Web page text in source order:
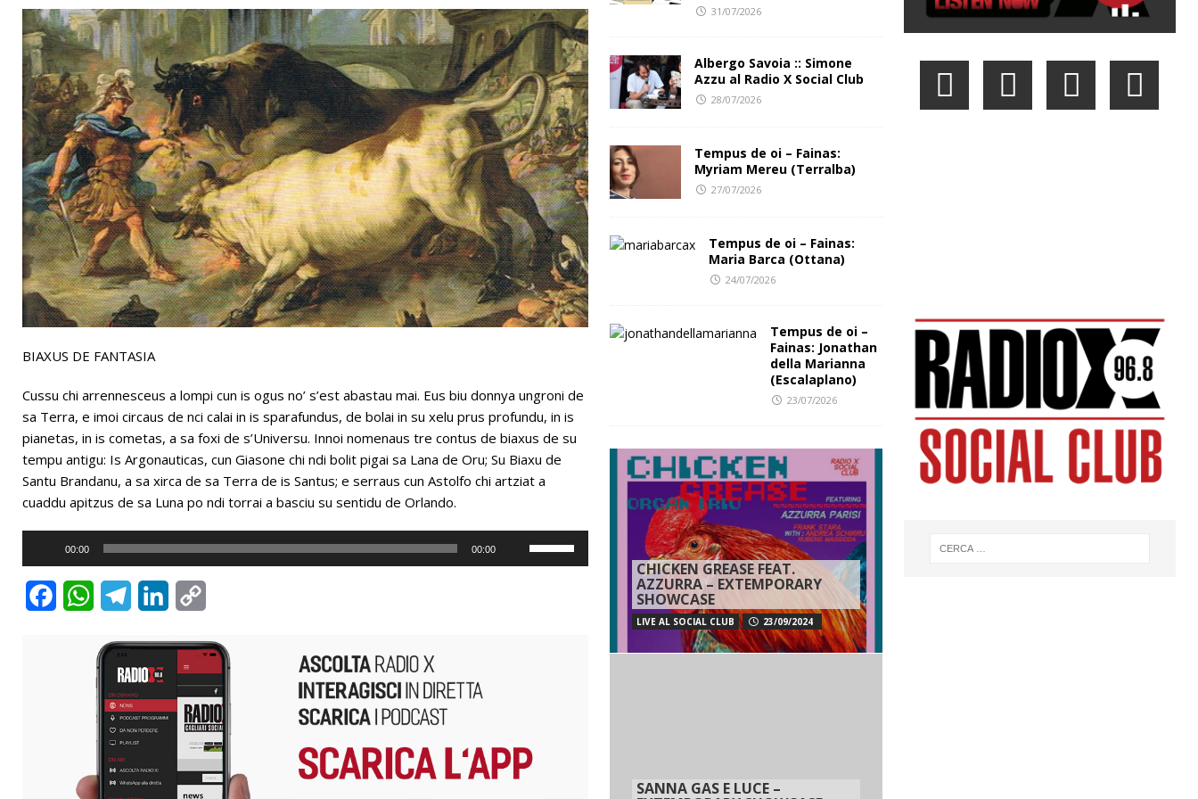
[ 28/07/2026 ] Albergo Savoia :: Simone Azzu al Radio X Social Club FESTIVAL INCIPIT
BIAXUS DE FANTASIA
Cussu chi arrennesceus a lompi cun is ogus no’ s’est abastau mai. Eus biu donnya ungroni de
sa Terra, e imoi circaus de nci calai in is sparafundus, de bolai in su xelu prus profundu, in is
pianetas, in is cometas, a sa foxi de s’Universu. Innoi nomenaus tre contus de biaxus de su
tempu antigu: Is Argonauticas, cun Giasone chi ndi bolit pigai sa Lana de Oru; Su Biaxu de
Santu Brandanu, a sa xirca de sa Terra de is Santus; e serraus cun Astolfo chi artziat a
cuaddu apitzus de sa Luna po ndi torrai a basciu su sentidu de Orlando.
Player
00:00 00:00
volume.
W
a
t
s
A
p
e
g
r
a
e
p
y
L
i
n
31/07/2026
Albergo Savoia :: Simone
Azzu al Radio X Social Club
28/07/2026
Tempus de oi – Fainas:
Myriam Mereu (Terralba)
27/07/2026
Tempus de oi – Fainas:
Maria Barca (Ottana)
24/07/2026
Tempus de oi –
Fainas: Jonathan
della Marianna
(Escalaplano)
23/07/2026
CHICKEN GREASE FEAT.
AZZURRA – EXTEMPORARY
SHOWCASE
LIVE AL SOCIAL CLUB 23/09/2024
SANNA GAS E LUCE –